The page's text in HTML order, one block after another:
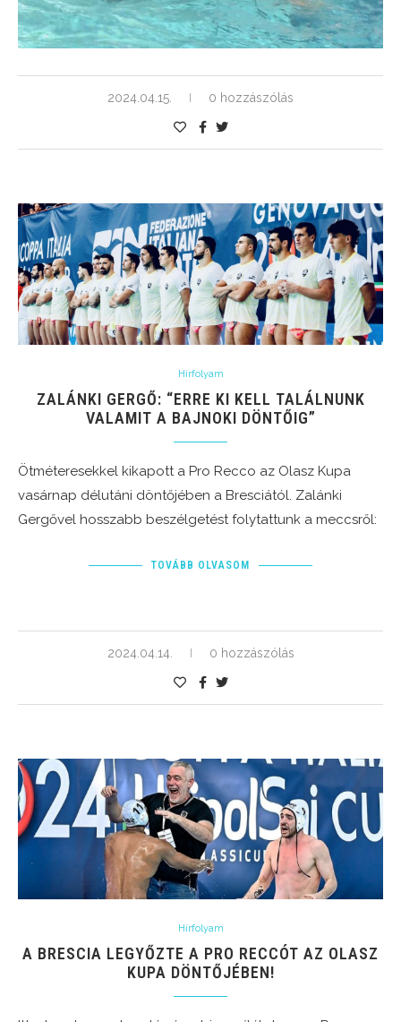
2024.04.15. 0 hozzászólás
Hírfolyam
ZALÁNKI GERGŐ: “ERRE KI KELL TALÁLNUNK
VALAMIT A BAJNOKI DÖNTŐIG”
Ötméteresekkel kikapott a Pro Recco az Olasz Kupa
vasárnap délutáni döntőjében a Bresciától. Zalánki
Gergővel hosszabb beszélgetést folytattunk a meccsről:
TOVÁBB OLVASOM
2024.04.14. 0 hozzászólás
Hírfolyam
A BRESCIA LEGYŐZTE A PRO RECCÓT AZ OLASZ
KUPA DÖNTŐJÉBEN!